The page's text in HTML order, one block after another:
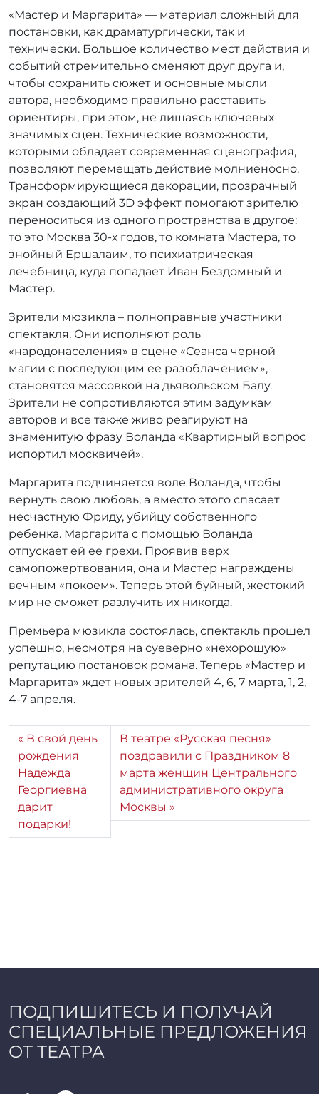
«Мастер и Маргарита» — материал сложный для
постановки, как драматургически, так и
технически. Большое количество мест действия и
событий стремительно сменяют друг друга и,
чтобы сохранить сюжет и основные мысли
автора, необходимо правильно расставить
ориентиры, при этом, не лишаясь ключевых
значимых сцен. Технические возможности,
которыми обладает современная сценография,
позволяют перемещать действие молниеносно.
Трансформирующиеся декорации, прозрачный
экран создающий 3D эффект помогают зрителю
переноситься из одного пространства в другое:
то это Москва 30-х годов, то комната Мастера, то
знойный Ершалаим, то психиатрическая
лечебница, куда попадает Иван Бездомный и
Мастер.
Зрители мюзикла – полноправные участники
спектакля. Они исполняют роль
«народонаселения» в сцене «Сеанса черной
магии с последующим ее разоблачением»,
становятся массовкой на дьявольском Балу.
Зрители не сопротивляются этим задумкам
авторов и все также живо реагируют на
знаменитую фразу Воланда «Квартирный вопрос
испортил москвичей».
Маргарита подчиняется воле Воланда, чтобы
вернуть свою любовь, а вместо этого спасает
несчастную Фриду, убийцу собственного
ребенка. Маргарита с помощью Воланда
отпускает ей ее грехи. Проявив верх
самопожертвования, она и Мастер награждены
вечным «покоем». Теперь этой буйный, жестокий
мир не сможет разлучить их никогда.
Премьера мюзикла состоялась, спектакль прошел
успешно, несмотря на суеверно «нехорошую»
репутацию постановок романа. Теперь «Мастер и
Маргарита» ждет новых зрителей 4, 6, 7 марта, 1, 2,
4-7 апреля.
В свой день
рождения
Надежда
Георгиевна
дарит
подарки!
В театре «Русская песня»
поздравили с Праздником 8
марта женщин Центрального
административного округа
Москвы
ПОДПИШИТЕСЬ И ПОЛУЧАЙ
СПЕЦИАЛЬНЫЕ ПРЕДЛОЖЕНИЯ
ОТ ТЕАТРА